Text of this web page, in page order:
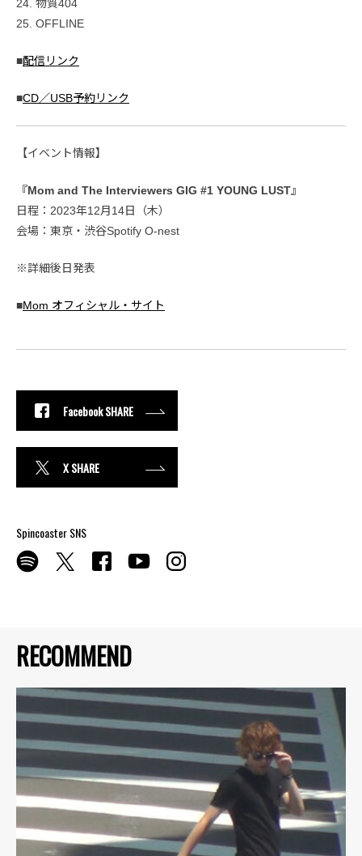
RECOMMEND
24. 物質404
25. OFFLINE
■配信リンク
■CD／USB予約リンク
【イベント情報】
『Mom and The Interviewers GIG #1 YOUNG LUST』
日程：2023年12月14日（木）
会場：東京・渋谷Spotify O-nest
※詳細後日発表
■Mom オフィシャル・サイト
Facebook SHARE
X SHARE
Spincoaster SNS